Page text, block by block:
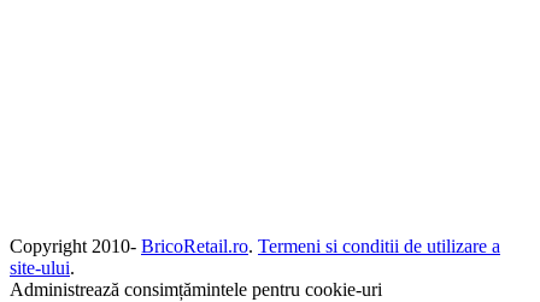
Copyright 2010- BricoRetail.ro. Termeni si conditii de utilizare a
site-ului.
Administrează consimțămintele pentru cookie-uri